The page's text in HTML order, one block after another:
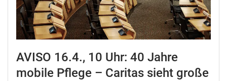
AVISO 16.4., 10 Uhr: 40 Jahre
mobile Pflege – Caritas sieht große